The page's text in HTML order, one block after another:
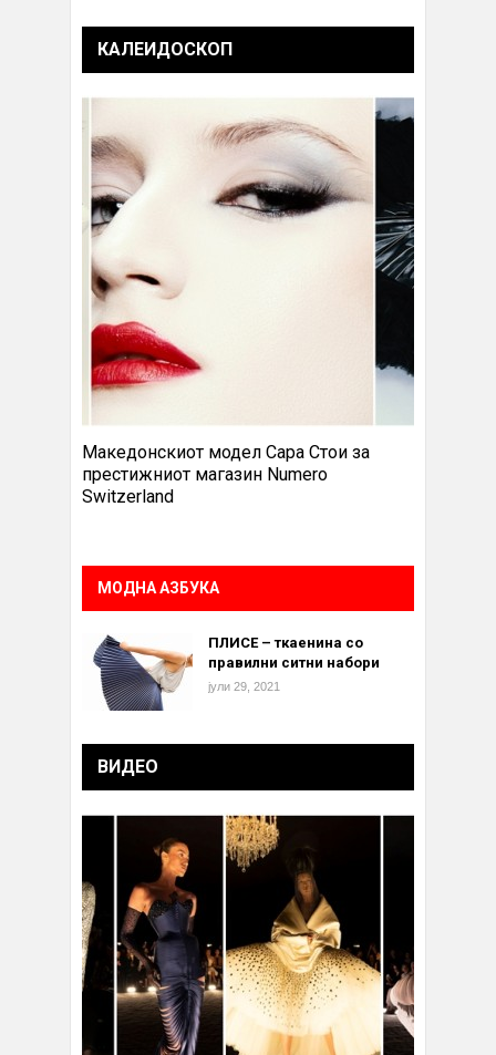
КАЛЕИДОСКОП
Македонскиот модел Сара Стои за
престижниот магазин Numero
Switzerland
МОДНА АЗБУКА
ПЛИСЕ – ткаенина со
правилни ситни набори
јули 29, 2021
ВИДЕО